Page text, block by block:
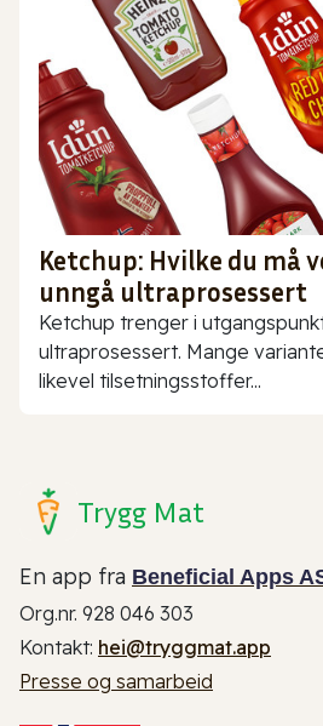
Ketchup: Hvilke du må
unngå ultraprosessert
Ketchup trenger i
ultraprosessert. Mange
likevel tilsetningsstoffer...
Trygg Mat
En app fra Beneficial Apps
Org.nr. 928 046 303
Kontakt: hei@tryggmat.app
Presse og samarbeid